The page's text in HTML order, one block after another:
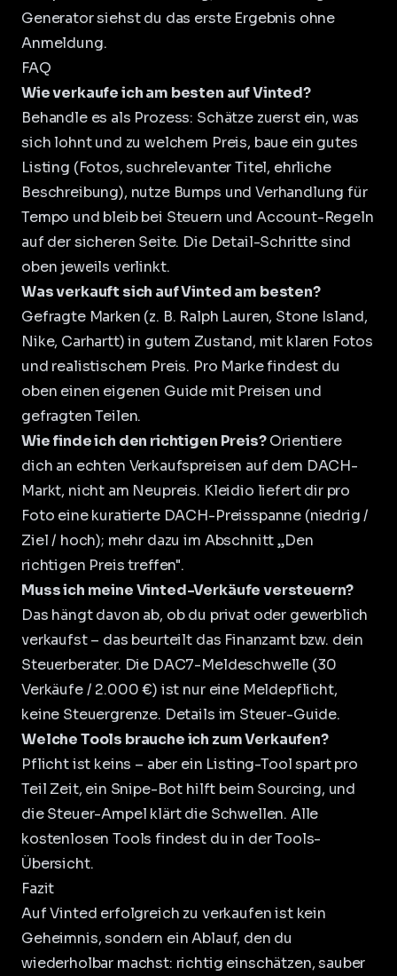
Generator siehst du das erste Ergebnis ohne
Anmeldung.
FAQ
Wie verkaufe ich am besten auf Vinted?
Behandle es als Prozess: Schätze zuerst ein, was
sich lohnt und zu welchem Preis, baue ein gutes
Listing (Fotos, suchrelevanter Titel, ehrliche
Beschreibung), nutze Bumps und Verhandlung für
Tempo und bleib bei Steuern und Account-Regeln
auf der sicheren Seite. Die Detail-Schritte sind
oben jeweils verlinkt.
Was verkauft sich auf Vinted am besten?
Gefragte Marken (z. B. Ralph Lauren, Stone Island,
Nike, Carhartt) in gutem Zustand, mit klaren Fotos
und realistischem Preis. Pro Marke findest du
oben einen eigenen Guide mit Preisen und
gefragten Teilen.
Wie finde ich den richtigen Preis?Orientiere
dich an echten Verkaufspreisen auf dem DACH-
Markt, nicht am Neupreis. Kleidio liefert dir pro
Foto eine kuratierte DACH-Preisspanne (niedrig /
Ziel / hoch); mehr dazu im Abschnitt „Den
richtigen Preis treffen".
Muss ich meine Vinted-Verkäufe versteuern?
Das hängt davon ab, ob du privat oder gewerblich
verkaufst – das beurteilt das Finanzamt bzw. dein
Steuerberater. Die DAC7-Meldeschwelle (30
Verkäufe / 2.000 €) ist nur eine Meldepflicht,
keine Steuergrenze. Details im Steuer-Guide.
Welche Tools brauche ich zum Verkaufen?
Pflicht ist keins – aber ein Listing-Tool spart pro
Teil Zeit, ein Snipe-Bot hilft beim Sourcing, und
die Steuer-Ampel klärt die Schwellen. Alle
kostenlosen Tools findest du in der Tools-
Übersicht.
Fazit
Auf Vinted erfolgreich zu verkaufen ist kein
Geheimnis, sondern ein Ablauf, den du
wiederholbar machst: richtig einschätzen, sauber